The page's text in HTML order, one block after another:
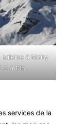
à Moiry
à 13h
services de la